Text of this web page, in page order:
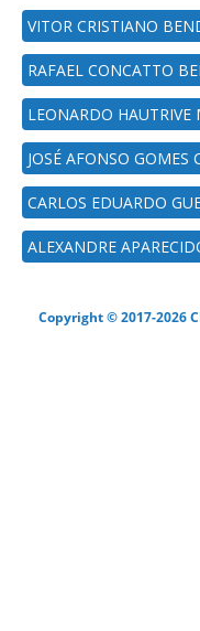
VITOR CRISTIANO
RAFAEL CONCATTO
LEONARDO HAUTRIVE
JOSÉ AFONSO GOMES
CARLOS EDUARDO
ALEXANDRE
Copyright © 2017-2026